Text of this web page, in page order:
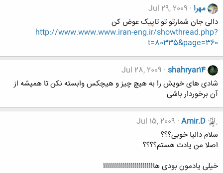
مهرا Jul 29, 2009
دالی جان شمارتو تو تاپیک عوض کن
http://www.www.www.iran-eng.ir/showthread.php?
t=80335&page=360
shahryar14
Jul 28, 2009
شادی های خویش را به هیچ چیز و هیچکس وابسته نکن تا همیشه از
آن برخوردار باشی
Amir.D
Jul 15, 2009
سلام دالیا خوبی؟؟؟
اصلا من یادت هستم؟؟؟؟
خیلی یادمون بودی هاااااااااااااااااااااااااا